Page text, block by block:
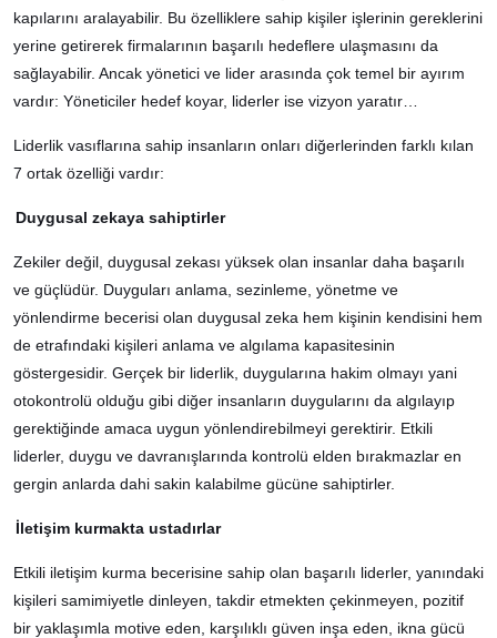
kapılarını aralayabilir. Bu özelliklere sahip kişiler işlerinin gereklerini
yerine getirerek firmalarının başarılı hedeflere ulaşmasını da
sağlayabilir. Ancak yönetici ve lider arasında çok temel bir ayırım
vardır: Yöneticiler hedef koyar, liderler ise vizyon yaratır…
Liderlik vasıflarına sahip insanların onları diğerlerinden farklı kılan
7 ortak özelliği vardır:
Duygusal zekaya sahiptirler
Zekiler değil, duygusal zekası yüksek olan insanlar daha başarılı
ve güçlüdür. Duyguları anlama, sezinleme, yönetme ve
yönlendirme becerisi olan duygusal zeka hem kişinin kendisini hem
de etrafındaki kişileri anlama ve algılama kapasitesinin
göstergesidir. Gerçek bir liderlik, duygularına hakim olmayı yani
otokontrolü olduğu gibi diğer insanların duygularını da algılayıp
gerektiğinde amaca uygun yönlendirebilmeyi gerektirir. Etkili
liderler, duygu ve davranışlarında kontrolü elden bırakmazlar en
gergin anlarda dahi sakin kalabilme gücüne sahiptirler.
İletişim kurmakta ustadırlar
Etkili iletişim kurma becerisine sahip olan başarılı liderler, yanındaki
kişileri samimiyetle dinleyen, takdir etmekten çekinmeyen, pozitif
bir yaklaşımla motive eden, karşılıklı güven inşa eden, ikna gücü